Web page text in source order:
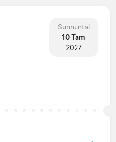
Sunnuntai
10 Tam
2027